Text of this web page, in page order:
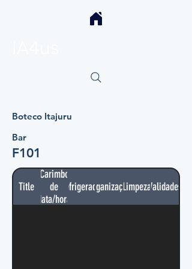
Boteco Itajuru
Bar
F101
Title
Carimbo
de
data/hora
RefrigeradorOrganizaçãoLimpezaValidades